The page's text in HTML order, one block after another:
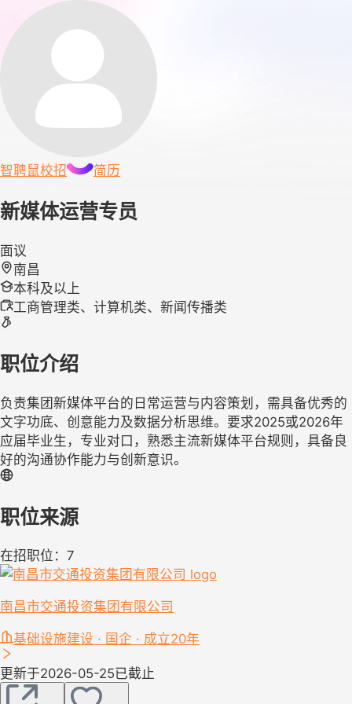
智聘鼠校招 简历
新媒体运营专员
面议
南昌
本科及以上
工商管理类、计算机类、新闻传播类
职位介绍
负责集团新媒体平台的日常运营与内容策划，需具备优秀的
文字功底、创意能力及数据分析思维。要求2025或2026年
应届毕业生，专业对口，熟悉主流新媒体平台规则，具备良
好的沟通协作能力与创新意识。
职位来源
在招职位：7
南昌市交通投资集团有限公司
基础设施建设 · 国企 · 成立20年
更新于2026-05-25已截止